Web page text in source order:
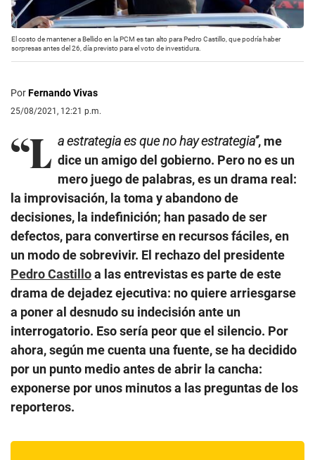
El costo de mantener a Bellido en la PCM es tan alto para Pedro Castillo, que podría haber
sorpresas antes del 26, día previsto para el voto de investidura.
PorFernando Vivas
25/08/2021, 12:21 p.m.
“L a estrategia es que no hay estrategia”, me
dice un amigo del gobierno. Pero no es un
mero juego de palabras, es un drama real:
la improvisación, la toma y abandono de
decisiones, la indefinición; han pasado de ser
defectos, para convertirse en recursos fáciles, en
un modo de sobrevivir. El rechazo del presidente
Pedro Castilloa las entrevistas es parte de este
drama de dejadez ejecutiva: no quiere arriesgarse
a poner al desnudo su indecisión ante un
interrogatorio. Eso sería peor que el silencio. Por
ahora, según me cuenta una fuente, se ha decidido
por un punto medio antes de abrir la cancha:
exponerse por unos minutos a las preguntas de los
reporteros.